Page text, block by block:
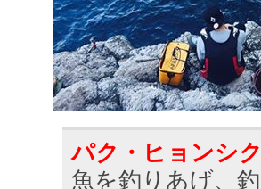
パク・ヒョンシク
魚を釣りあげ、